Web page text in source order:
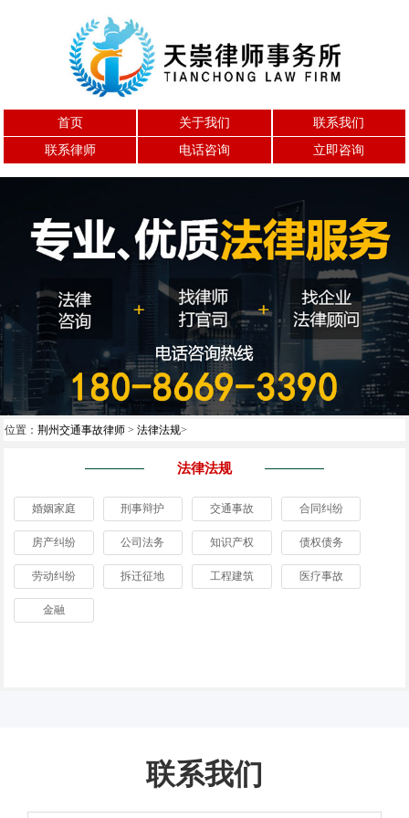
首页 关于我们
联系我们
联系律师
电话咨询 立即咨询
位置： 荆州交通事故律师 > 法律法规>
法律法规
婚姻家庭 刑事辩护 交通事故 合同纠纷
房产纠纷 公司法务 知识产权 债权债务
劳动纠纷 拆迁征地 工程建筑 医疗事故
金融
联系我们